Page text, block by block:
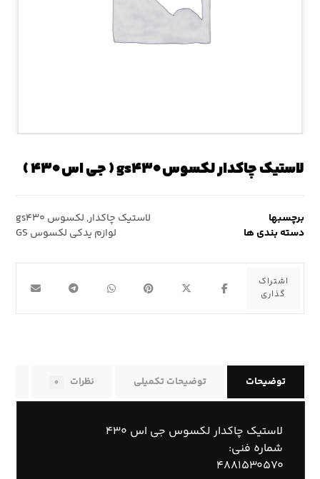
لاستیک چاکدار لکسوس gs۴۳۰ ( جی اس ۴۳۰ )
برچسبها لاستیک چاکدار, لکسوس gs۴۳۰
دسته بندی ها
لوازم یدکی لکسوس GS
توضیحات توضیحات تکمیلی نظرات ۰
لاستیک چاکدار لکسوس جی اس ۴۳۰
شماره فنی:
۴۸۸۱۵۳۰۵۷۰